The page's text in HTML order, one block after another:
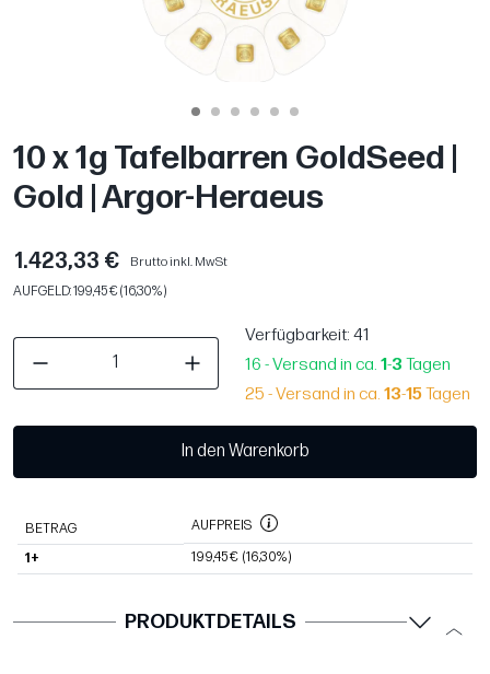
10 x 1g Tafelbarren GoldSeed |
Gold | Argor-Heraeus
1.423,33 €
Brutto inkl. MwSt
AUFGELD: 199,45 € (16,30%)
Verfügbarkeit: 41
16 - Versand in ca. 1-3 Tagen
25 - Versand in ca. 13-15Tagen
In den Warenkorb
BETRAG AUFPREIS
1+ 199,45 € (16,30%)
PRODUKTDETAILS